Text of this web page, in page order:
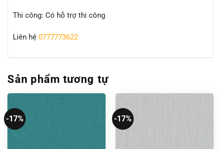
Thi công: Có hỗ trợ thi công
Liên hệ 0777773622
Sản phẩm tương tự
-17% -17%